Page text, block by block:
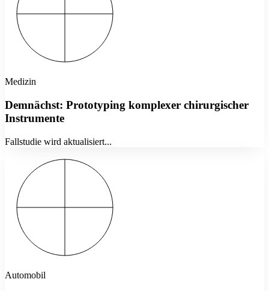
Medizin
Demnächst: Prototyping komplexer chirurgischer
Instrumente
Fallstudie wird aktualisiert...
Automobil